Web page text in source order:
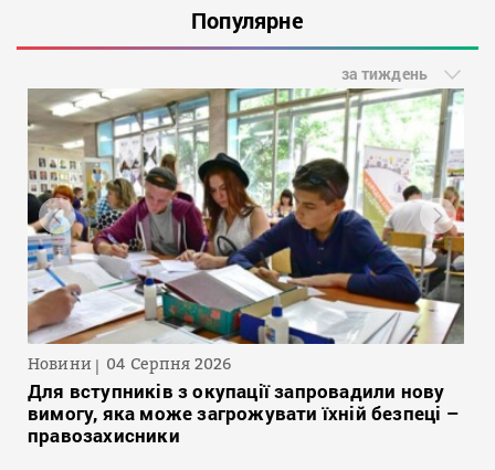
Популярне
за тиждень
Новини 04 Серпня 2026
Для вступників з окупації запровадили нову
вимогу, яка може загрожувати їхній безпеці –
правозахисники